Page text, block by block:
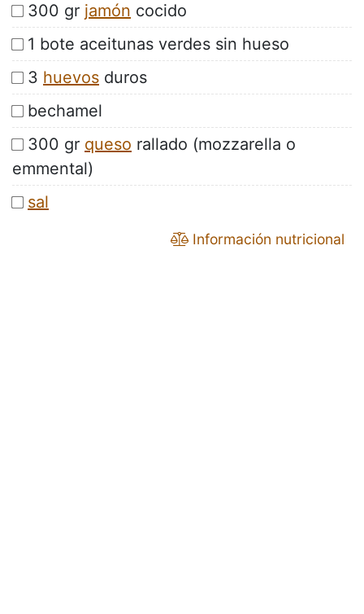
300 gr jamón cocido
1 bote aceitunas verdes sin hueso
3 huevos duros
bechamel
300 gr queso rallado (mozzarella o
emmental)
sal
Información nutricional